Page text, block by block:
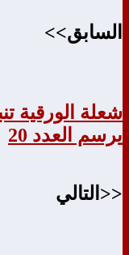
السابق>>
شعلة الورقية
يرسم العدد 20
<<التالي